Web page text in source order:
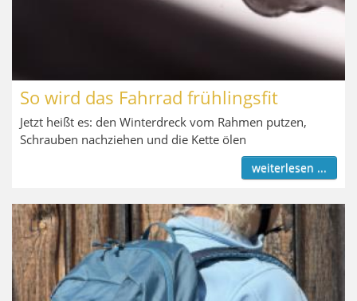
So wird das Fahrrad frühlingsfit
Jetzt heißt es: den Winterdreck vom Rahmen putzen,
Schrauben nachziehen und die Kette ölen
weiterlesen ...